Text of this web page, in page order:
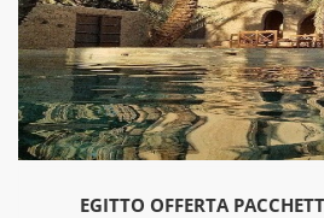
EGITTO OFFERTA